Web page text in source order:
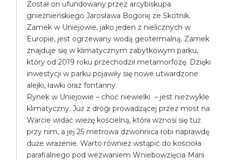
Został on ufundowany przez arcybiskupa
gnieźnieńskiego Jarosława Bogorię ze Skotnik.
Zamek w Uniejowie, jako jeden z nielicznych w
Europie, jest ogrzewany wodą geotermalną. Zamek
znajduje się w klimatycznym zabytkowym parku,
który od 2019 roku przechodził metamorfozę. Dzięki
inwestycji w parku pojawiły się nowe utwardzone
alejki, ławki oraz fontanny.
Rynek w Uniejowie – choć niewielki – jest niezwykle
klimatyczny. Już z drogi prowadzącej przez most na
Warcie widać wieżę kościelną, która wznosi się tuż
przy nim, a jej 25 metrowa dzwonnica robi naprawdę
duże wrażenie. Warto również wstąpić do kościoła
parafialnego pod wezwaniem Wniebowzięcia Marii